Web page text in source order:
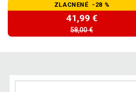
ZLACNENÉ -28 %
41,99 €
58,00 €